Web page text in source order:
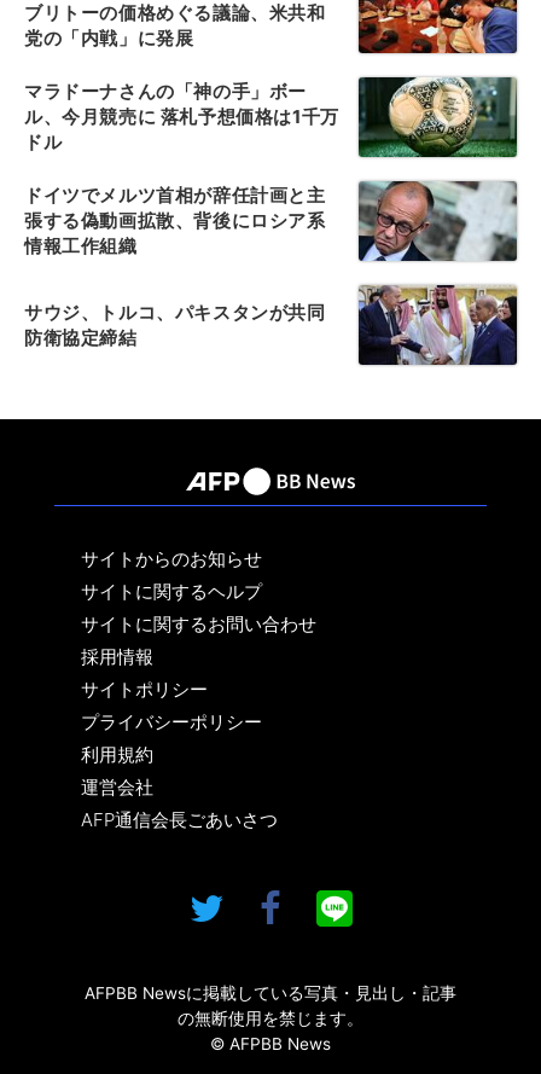
ブリトーの価格めぐる議論、米共和
党の「内戦」に発展
マラドーナさんの「神の手」ボー
ル、今月競売に 落札予想価格は1千万
ドル
ドイツでメルツ首相が辞任計画と主
張する偽動画拡散、背後にロシア系
情報工作組織
サウジ、トルコ、パキスタンが共同
防衛協定締結
サイトからのお知らせ
サイトに関するヘルプ
サイトに関するお問い合わせ
採用情報
サイトポリシー
プライバシーポリシー
利用規約
運営会社
AFP通信会長ごあいさつ
AFPBB Newsに掲載している写真・見出し・記事
の無断使用を禁じます。
© AFPBB News